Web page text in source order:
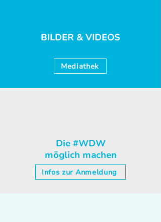
BILDER & VIDEOS
Mediathek
Die #WDW
möglich machen
Infos zur Anmeldung